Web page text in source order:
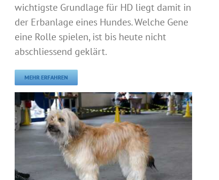
wichtigste Grundlage für HD liegt damit in
der Erbanlage eines Hundes. Welche Gene
eine Rolle spielen, ist bis heute nicht
abschliessend geklärt.
MEHR ERFAHREN